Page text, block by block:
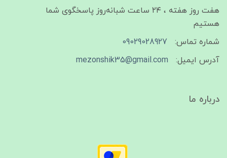
هفت روز هفته ، ۲۴ ساعت شبانه‌روز پاسخگوی شما
هستیم
شماره تماس:
09029028927
آدرس ایمیل:
mezonshik35@gmail.com
درباره ما